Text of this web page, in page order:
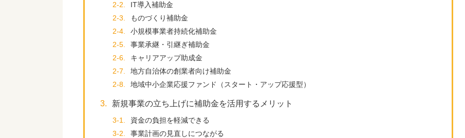
2-2.
IT導入補助金
2-3.
ものづくり補助金
2-4.
小規模事業者持続化補助金
2-5.
事業承継・引継ぎ補助金
2-6.
キャリアアップ助成金
2-7.
地方自治体の創業者向け補助金
2-8.
地域中小企業応援ファンド（スタート・アップ応援型）
3. 新規事業の立ち上げに補助金を活用するメリット
3-1.
資金の負担を軽減できる
3-2.
事業計画の見直しにつながる